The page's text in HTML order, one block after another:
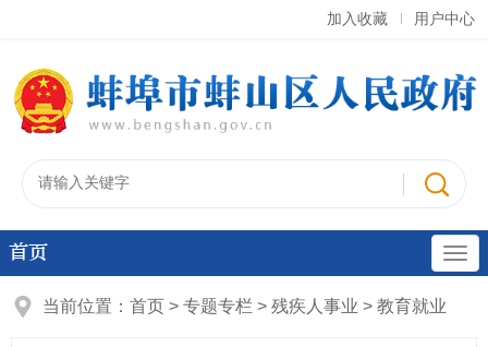
加入收藏 用户中心
首页
当前位置： 首页 > 专题专栏 > 残疾人事业 > 教育就业